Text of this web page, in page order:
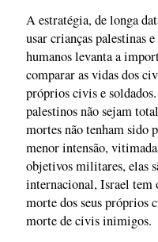
A estratégia, de longa
usar crianças palestinas
humanos levanta a
comparar as vidas dos
próprios civis e
palestinos não sejam
mortes não tenham sido
menor intensão,
objetivos militares, elas
internacional, Israel
morte dos seus próprios
morte de civis inimigos.